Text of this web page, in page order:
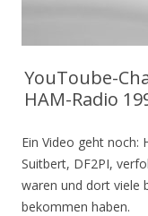
YouToube-
HAM-Radio
Ein Video geht noch:
Suitbert, DF2PI,
waren und dort viele
bekommen haben.